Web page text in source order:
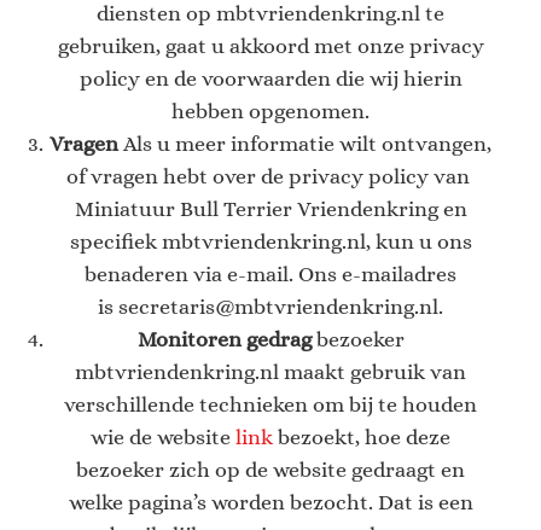
diensten op mbtvriendenkring.nl te
gebruiken, gaat u akkoord met onze privacy
policy en de voorwaarden die wij hierin
hebben opgenomen.
VragenAls u meer informatie wilt ontvangen,
of vragen hebt over de privacy policy van
Miniatuur Bull Terrier Vriendenkring en
specifiek mbtvriendenkring.nl, kun u ons
benaderen via e-mail. Ons e-mailadres
is secretaris@mbtvriendenkring.nl.
Monitoren gedragbezoeker
mbtvriendenkring.nl maakt gebruik van
verschillende technieken om bij te houden
wie de website linkbezoekt, hoe deze
bezoeker zich op de website gedraagt en
welke pagina’s worden bezocht. Dat is een